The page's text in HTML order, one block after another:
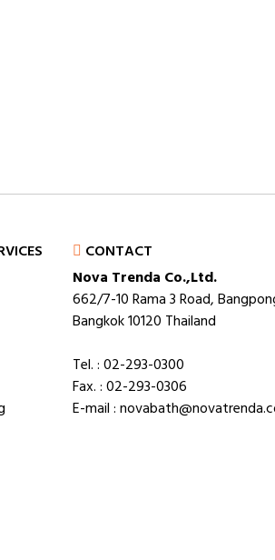
CONTACT
Nova Trenda Co.,Ltd.
662/7-10 Rama 3 Road,
Bangkok 10120 Thailand
Tel. : 02-293-0300
Fax. : 02-293-0306
E-mail :